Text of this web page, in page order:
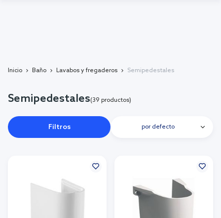
Inicio Baño Lavabos y fregaderos Semipedestales
Semipedestales(39 productos)
Filtros por defecto